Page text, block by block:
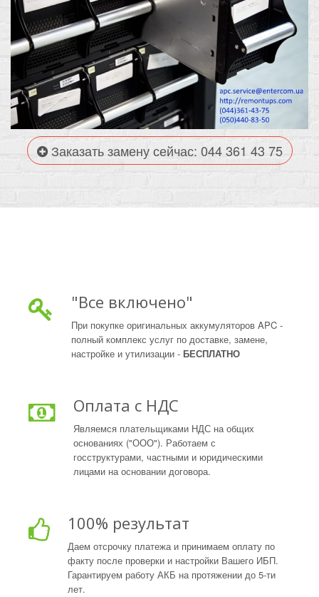
Заказать замену сейчас: 044 361 43 75
"Все включено"
При покупке оригинальных аккумуляторов APC -
полный комплекс услуг по доставке, замене,
настройке и утилизации - БЕСПЛАТНО
Оплата с НДС
Являемся плательщиками НДС на общих
основаниях ("ООО"). Работаем с
госструктурами, частными и юридическими
лицами на основании договора.
100% результат
Даем отсрочку платежа и принимаем оплату по
факту после проверки и настройки Вашего ИБП.
Гарантируем работу АКБ на протяжении до 5-ти
лет.